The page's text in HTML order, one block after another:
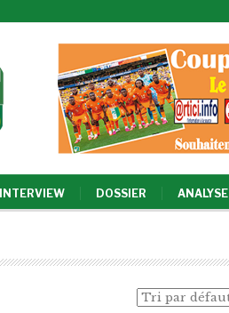
INTERVIEW DOSSIER ANALYSE